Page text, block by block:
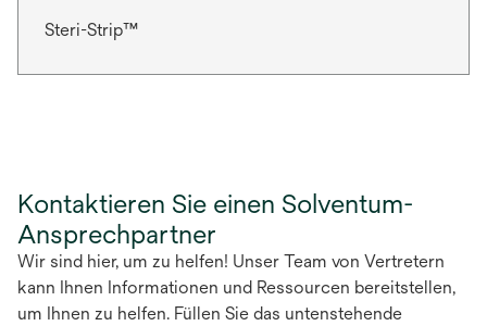
Steri-Strip™
Kontaktieren Sie einen Solventum-
Ansprechpartner
Wir sind hier, um zu helfen! Unser Team von Vertretern
kann Ihnen Informationen und Ressourcen bereitstellen,
um Ihnen zu helfen. Füllen Sie das untenstehende